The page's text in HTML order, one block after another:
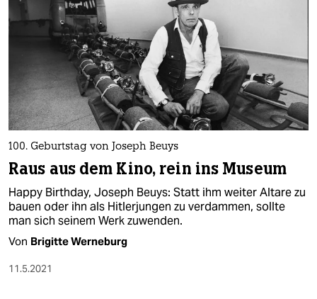
100. Geburtstag von Joseph Beuys
Raus aus dem Kino, rein ins Museum
Happy Birthday, Joseph Beuys: Statt ihm weiter Altare zu
bauen oder ihn als Hitlerjungen zu verdammen, sollte
man sich seinem Werk zuwenden.
Von Brigitte Werneburg
11.5.2021